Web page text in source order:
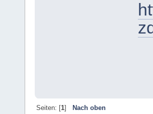
Seiten: [1] Nach oben